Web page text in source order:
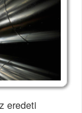
eredeti